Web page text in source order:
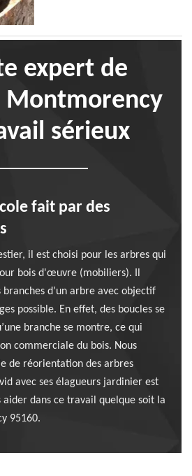
expert de
Montmorency
sérieux
fait par des
il est choisi pour les arbres qui
bois d'œuvre (mobiliers). Il
d’un arbre avec objectif
possible. En effet, des boucles se
branche se montre, ce qui
commerciale du bois. Nous
de réorientation des arbres
avec ses élagueurs jardinier est
aider dans ce travail quelque soit la
95160.